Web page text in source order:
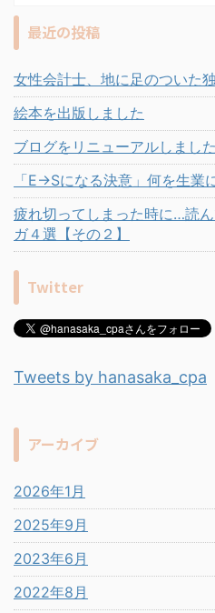
最近の投稿
女性会計士、地に足のついた
絵本を出版しました
ブログをリニューアルしました
「E→Sになる決意」何を生業
疲れ切ってしまった時に…読
ガ４選【その２】
Twitter
Tweets by hanasaka_cpa
アーカイブ
2026年1月
2025年9月
2023年6月
2022年8月